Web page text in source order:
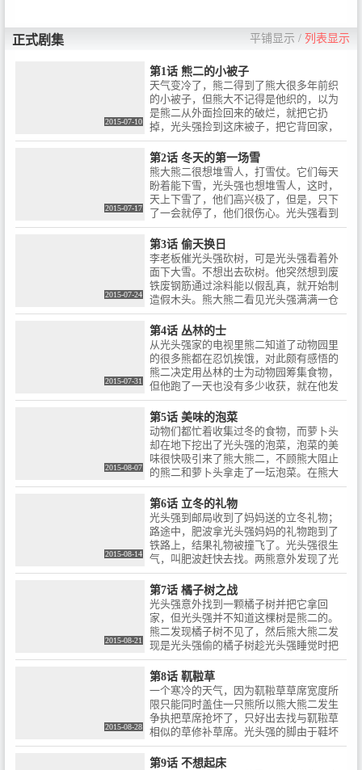
正式剧集 平铺显示 / 列表显示
2015-07-10
第1话 熊二的小被子
天气变冷了，熊二得到了熊大很多年前织
的小被子，但熊大不记得是他织的，以为
是熊二从外面捡回来的破烂，就把它扔
掉，光头强捡到这床被子，把它背回家，
熊二看到了，让光头强还回来，可光头强
不还。之后熊大拿了一条新的被子来找熊
二，熊二因此以新换旧，换回了原来的小
被子。
2015-07-17
第2话 冬天的第一场雪
熊大熊二很想堆雪人，打雪仗。它们每天
盼着能下雪，光头强也想堆雪人，这时，
天上下雪了，他们高兴极了，但是，只下
了一会就停了，他们很伤心。光头强看到
还有一个雪堆，就过去抢，熊大让光头强
和熊大熊二比体育。谁赢了雪就归谁，最
终谁也没有得到。
2015-07-24
第3话 偷天换日
李老板催光头强砍树，可是光头强看着外
面下大雪。不想出去砍树。他突然想到废
铁废钢筋通过涂料能以假乱真，就开始制
造假木头。熊大熊二看见光头强满满一仓
库的木头，很生气，光头强向他们解释是
假木头，但熊大熊二不信。后经确认确实
是假的，于是熊大熊二就帮他制造假木
头，直到深夜，光头强用手机拍照发给李
老板，李老板打电话说让他运过来。并说
一个同事的经历，光头强一听就呆了，跟
的时候去砍树。最后光头强砍树被熊大熊
二发现，以为以后就可以以这样的办法骗
熊大熊二的光头强就因此被狠狠地揍了一
顿。
2015-07-31
第4话 丛林的士
从光头强家的电视里熊二知道了动物园里
的很多熊都在忍饥挨饿，对此颇有感悟的
熊二决定用丛林的士为动物园筹集食物，
但他跑了一天也没有多少收获，就在他发
愁的时候光头强的家里也发出了召唤的士
的喇叭声。
2015-08-07
第5话 美味的泡菜
动物们都忙着收集过冬的食物，而萝卜头
却在地下挖出了光头强的泡菜，泡菜的美
味很快吸引来了熊大熊二，不顾熊大阻止
的熊二和萝卜头拿走了一坛泡菜。在熊大
的开导下熊二准备将泡菜还回去，正在他
们准备埋回去的时候光头强醒了过来。
2015-08-14
第6话 立冬的礼物
光头强到邮局收到了妈妈送的立冬礼物；
路途中，肥波拿光头强妈妈的礼物跑到了
铁路上，结果礼物被撞飞了。光头强很生
气，叫肥波赶快去找。两熊意外发现了光
头强的妈妈送给光头强的罐子，光头强说
明原因后结果熊大熊二认为罐子里装的是
危险品而不给光头强，结果罐子被打破。
原来罐子里装的是酸菜，根本不是什么危
险品。熊二只好把自己的蜜罐赔给光头
强。
2015-08-21
第7话 橘子树之战
光头强意外找到一颗橘子树并把它拿回
家，但光头强并不知道这棵树是熊二的。
熊二发现橘子树不见了，然后熊大熊二发
现是光头强偷的橘子树趁光头强睡觉时把
橘子树拿回来了。光头强睡醒发现橘子树
不见了，发现是熊拿走的。熊与光头强开
始争夺橘子树。结果橘子树被弄散架了，
光头强被熊狠狠地揍了一顿。
2015-08-28
第8话 靰鞡草
一个寒冷的天气，因为靰鞡草草席宽度所
限只能同时盖住一只熊所以熊大熊二发生
争执把草席抢坏了，只好出去找与靰鞡草
相似的草修补草席。光头强的脚由于鞋坏
了又疼又痒，需要靰鞡草做鞋垫来保暖。
找到草后，熊二与光头强抢起来，最后被
第9话 不想起床